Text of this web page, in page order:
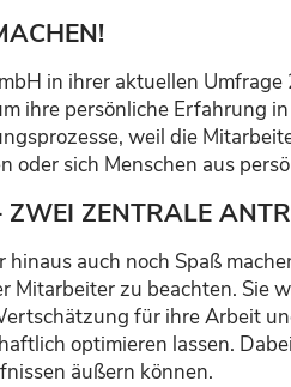
in ihrer aktuellen
ihre persönliche Erfahrung
weil die
oder sich Menschen aus
ZENTRALE
auch noch Spaß
zu beachten. Sie
für ihre Arbeit
optimieren lassen.
äußern können.